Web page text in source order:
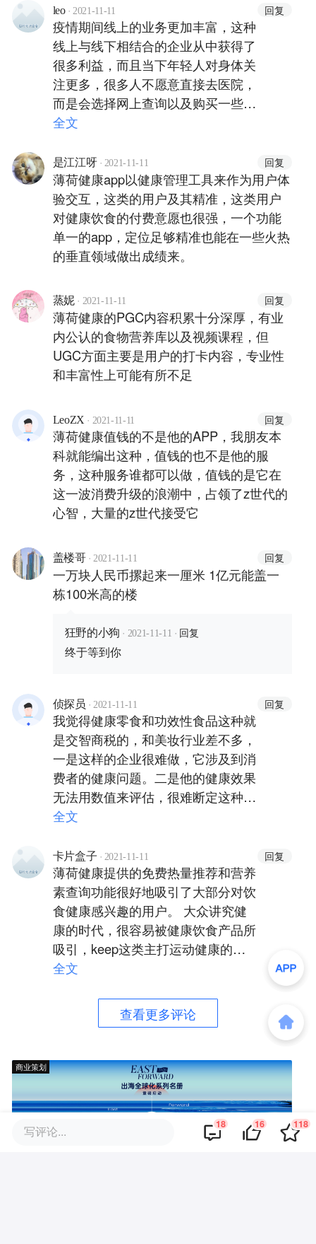
leo · 2021-11-11 回复
疫情期间线上的业务更加丰富，这种
线上与线下相结合的企业从中获得了
很多利益，而且当下年轻人对身体关
注更多，很多人不愿意直接去医院，
而是会选择网上查询以及购买一些健
康饮食的产品，也促进了这些企业发
全文
是江江呀 · 2021-11-11 回复
薄荷健康app以健康管理工具来作为用户体
验交互，这类的用户及其精准，这类用户
对健康饮食的付费意愿也很强，一个功能
单一的app，定位足够精准也能在一些火热
的垂直领域做出成绩来。
蒸妮 · 2021-11-11 回复
薄荷健康的PGC内容积累十分深厚，有业
内公认的食物营养库以及视频课程，但
UGC方面主要是用户的打卡内容，专业性
和丰富性上可能有所不足
LeoZX · 2021-11-11 回复
薄荷健康值钱的不是他的APP，我朋友本
科就能编出这种，值钱的也不是他的服
务，这种服务谁都可以做，值钱的是它在
这一波消费升级的浪潮中，占领了z世代的
心智，大量的z世代接受它
盖楼哥 · 2021-11-11 回复
一万块人民币摞起来一厘米 1亿元能盖一
栋100米高的楼
狂野的小狗 · 2021-11-11 · 回复
终于等到你
侦探员 · 2021-11-11 回复
我觉得健康零食和功效性食品这种就
是交智商税的，和美妆行业差不多，
一是这样的企业很难做，它涉及到消
费者的健康问题。二是他的健康效果
无法用数值来评估，很难断定这种东
西究竟是不是真的健康。
全文
卡片盒子 · 2021-11-11 回复
薄荷健康提供的免费热量推荐和营养
素查询功能很好地吸引了大部分对饮
食健康感兴趣的用户。 大众讲究健
康的时代，很容易被健康饮食产品所
吸引，keep这类主打运动健康的也
会售卖食品。随着人们生活水平越来
全文
查看更多评论
商业策划
写评论... 18 16 118